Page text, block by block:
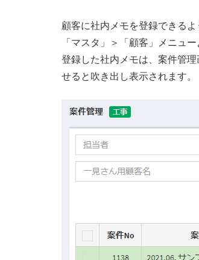
顧客に社内メモを登録できるよ
「マスタ」＞「顧客」メニュ
登録した社内メモは、案件管
せると吹き出し表示されます。